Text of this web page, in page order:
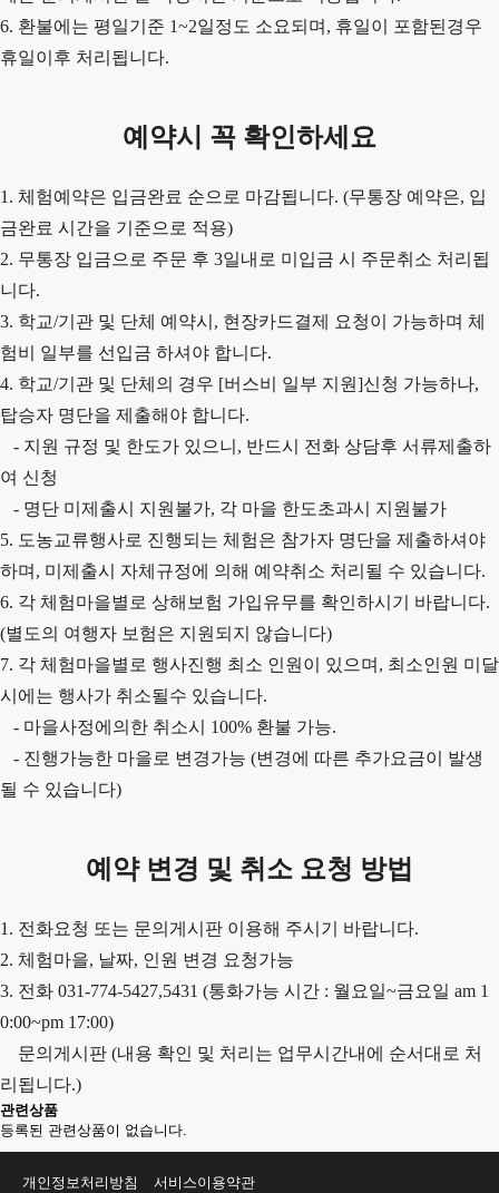
6. 환불에는 평일기준 1~2일정도 소요되며, 휴일이 포함된경우
휴일이후 처리됩니다.
예약시 꼭 확인하세요
1. 체험예약은 입금완료 순으로 마감됩니다. (무통장 예약은, 입
금완료 시간을 기준으로 적용)
2. 무통장 입금으로 주문 후 3일내로 미입금 시 주문취소 처리됩
니다.
3. 학교/기관 및 단체 예약시, 현장카드결제 요청이 가능하며 체
험비 일부를 선입금 하셔야 합니다.
4. 학교/기관 및 단체의 경우 [버스비 일부 지원]신청 가능하나,
탑승자 명단을 제출해야 합니다.
- 지원 규정 및 한도가 있으니, 반드시 전화 상담후 서류제출하
여 신청
- 명단 미제출시 지원불가, 각 마을 한도초과시 지원불가
5. 도농교류행사로 진행되는 체험은 참가자 명단을 제출하셔야
하며, 미제출시 자체규정에 의해 예약취소 처리될 수 있습니다.
6. 각 체험마을별로 상해보험 가입유무를 확인하시기 바랍니다.
(별도의 여행자 보험은 지원되지 않습니다)
7. 각 체험마을별로 행사진행 최소 인원이 있으며, 최소인원 미달
시에는 행사가 취소될수 있습니다.
- 마을사정에의한 취소시 100% 환불 가능.
- 진행가능한 마을로 변경가능 (변경에 따른 추가요금이 발생
될 수 있습니다)
예약 변경 및 취소 요청 방법
1. 전화요청 또는 문의게시판 이용해 주시기 바랍니다.
2. 체험마을, 날짜, 인원 변경 요청가능
3. 전화 031-774-5427,5431 (통화가능 시간 : 월요일~금요일 am 1
0:00~pm 17:00)
문의게시판 (내용 확인 및 처리는 업무시간내에 순서대로 처
리됩니다.)
관련상품
등록된 관련상품이 없습니다.
개인정보처리방침 서비스이용약관